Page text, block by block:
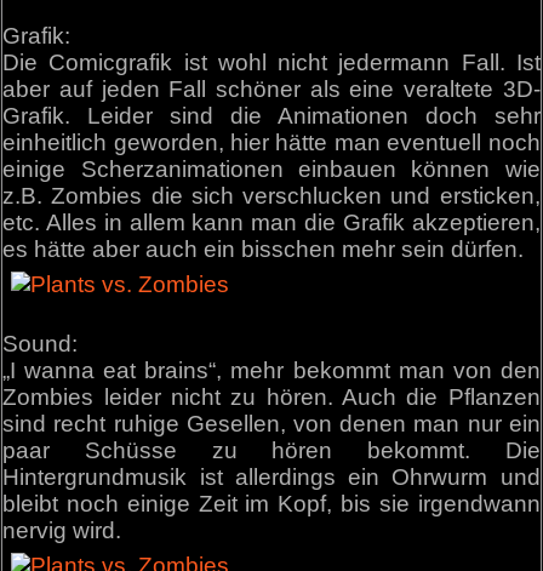
Grafik:
Die Comicgrafik ist wohl nicht jedermann Fall. Ist
aber auf jeden Fall schöner als eine veraltete 3D-
Grafik. Leider sind die Animationen doch sehr
einheitlich geworden, hier hätte man eventuell noch
einige Scherzanimationen einbauen können wie
z.B. Zombies die sich verschlucken und ersticken,
etc. Alles in allem kann man die Grafik akzeptieren,
es hätte aber auch ein bisschen mehr sein dürfen.
Sound:
„I wanna eat brains“, mehr bekommt man von den
Zombies leider nicht zu hören. Auch die Pflanzen
sind recht ruhige Gesellen, von denen man nur ein
paar Schüsse zu hören bekommt. Die
Hintergrundmusik ist allerdings ein Ohrwurm und
bleibt noch einige Zeit im Kopf, bis sie irgendwann
nervig wird.